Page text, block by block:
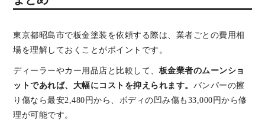
東京都昭島市で板金塗装を依頼する際は、業者ごとの費用相
場を理解しておくことがポイントです。
ディーラーやカー用品店と比較して、 板金業者のムーンショ
ットであれば、大幅にコストを抑えられます。 バンパーの擦
り傷なら最安2,480円から、ボディの凹み傷も33,000円から修
理が可能です。